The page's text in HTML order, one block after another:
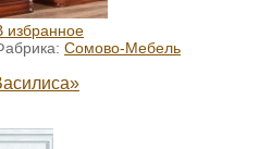
избранное
Сомово-Мебель